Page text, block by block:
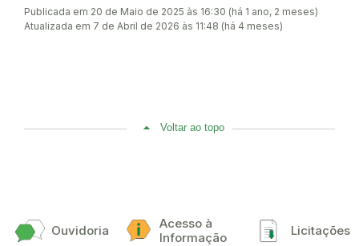
Publicada em 20 de Maio de 2025 às 16:30 (há 1 ano, 2 meses)
Atualizada em 7 de Abril de 2026 às 11:48 (há 4 meses)
Voltar ao topo
Ouvidoria
Acesso à
Informação
Licitações